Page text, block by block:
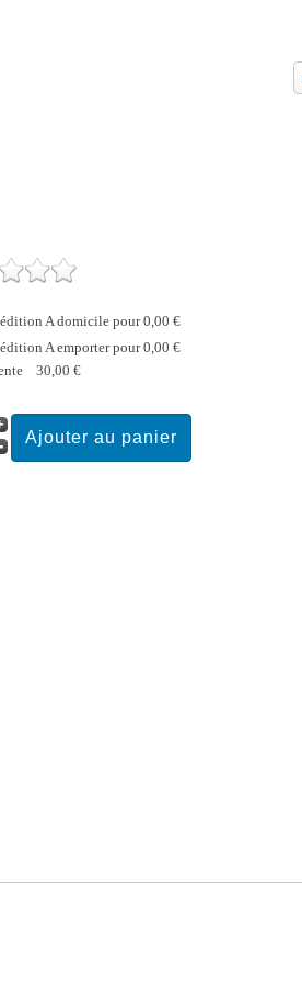
A domicile pour 0,00 €
A emporter pour 0,00 €
30,00 €